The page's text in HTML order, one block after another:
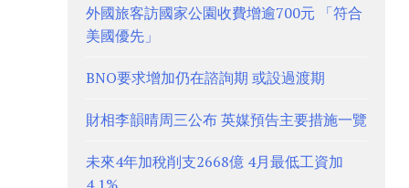
外國旅客訪國家公園收費增逾700元 「符合
美國優先」
BNO要求增加仍在諮詢期 或設過渡期
財相李韻晴周三公布 英媒預告主要措施一覽
未來4年加稅削支2668億 4月最低工資加